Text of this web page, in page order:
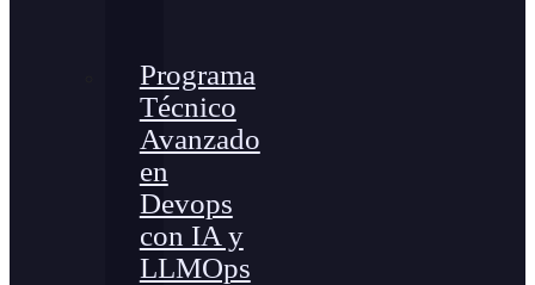
Programa
Técnico
Avanzado
en
Devops
con IA y
LLMOps